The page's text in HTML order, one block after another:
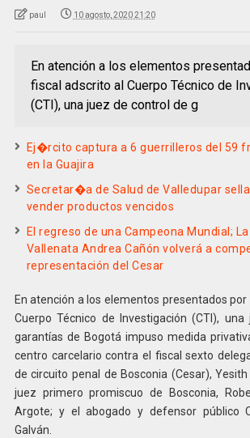
paul 10 agosto, 2020 21:20
En atención a los elementos
fiscal adscrito al Cuerpo Técnico de
(CTI), una juez de control de g
Ej�rcito captura a 6 guerrilleros del 59
en la Guajira
Secretar�a de Salud de Valledupar
vender productos vencidos
El regreso de una Campeona Mundial;
Vallenata Andrea Cañón volverá a
representación del Cesar
En atención a los elementos presentados por
Cuerpo Técnico de Investigación (CTI),
garantías de Bogotá impuso medida
centro carcelario contra el fiscal sexto
de circuito penal de Bosconia (Cesar), Yesith
juez primero promiscuo de Bosconia,
Argote; y el abogado y defensor público
Galván.